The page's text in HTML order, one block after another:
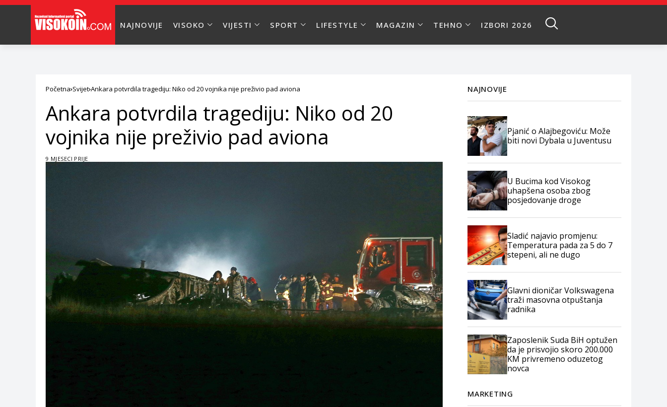
NAJNOVIJE VISOKO VIJESTI SPORT LIFESTYLE MAGAZIN TEHNO IZBORI 2026
Početna Svijet Ankara potvrdila tragediju: Niko od 20 vojnika nije preživio pad aviona
Ankara potvrdila tragediju: Niko od 20
vojnika nije preživio pad aviona
9 MJESECI PRIJE
NAJNOVIJE
Pjanić o Alajbegoviću: Može
biti novi Dybala u Juventusu
U Bucima kod Visokog
uhapšena osoba zbog
posjedovanje droge
Sladić najavio promjenu:
Temperatura pada za 5 do 7
stepeni, ali ne dugo
Glavni dioničar Volkswagena
traži masovna otpuštanja
radnika
Zaposlenik Suda BiH optužen
da je prisvojio skoro 200.000
KM privremeno oduzetog
novca
MARKETING